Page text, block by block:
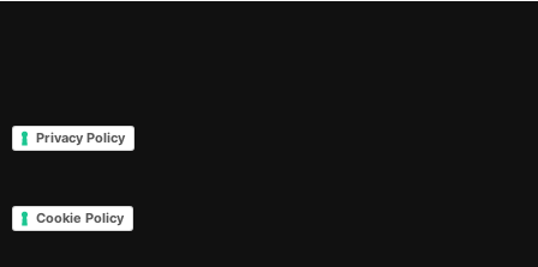
Privacy Policy
Cookie Policy